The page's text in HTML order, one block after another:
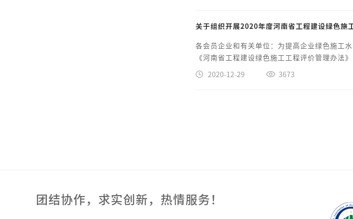
关于组织开展2020年度河南省工程建设绿色施
各会员企业和有关单位：为提高企业绿色施工
《河南省工程建设绿色施工工程评价管理办法
2020-12-29
3673
团结协作，求实创新，热情服务！